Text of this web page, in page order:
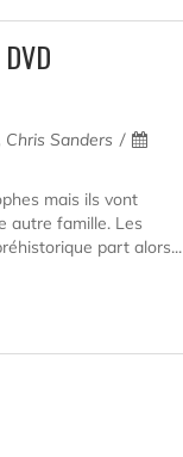
Sanders
mais ils vont
autre famille. Les
part alors...